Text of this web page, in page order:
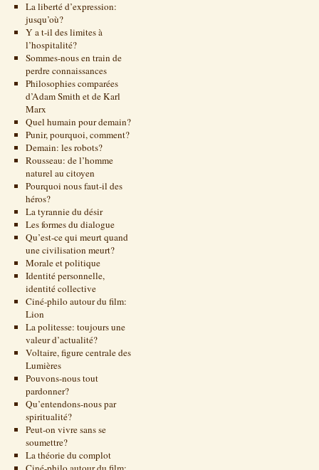
La liberté d’expression:
jusqu’où?
Y a t-il des limites à
l’hospitalité?
Sommes-nous en train de
perdre connaissances
Philosophies comparées
d’Adam Smith et de Karl
Marx
Quel humain pour demain?
Punir, pourquoi, comment?
Demain: les robots?
Rousseau: de l’homme
naturel au citoyen
Pourquoi nous faut-il des
héros?
La tyrannie du désir
Les formes du dialogue
Qu’est-ce qui meurt quand
une civilisation meurt?
Morale et politique
Identité personnelle,
identité collective
Ciné-philo autour du film:
Lion
La politesse: toujours une
valeur d’actualité?
Voltaire, figure centrale des
Lumières
Pouvons-nous tout
pardonner?
Qu’entendons-nous par
spiritualité?
Peut-on vivre sans se
soumettre?
La théorie du complot